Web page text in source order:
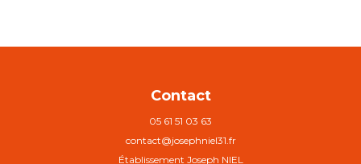
Contact
05 61 51 03 63
contact@josephniel31.fr
Établissement Joseph NIEL